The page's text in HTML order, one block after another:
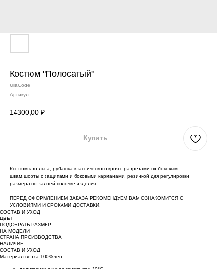
Костюм "Полосатый"
UllaCode
Артикул:
14300,00 ₽
Купить
Костюм изо льна, рубашка классического кроя с разрезами по боковым
швам,шорты с защипами и боковыми карманами, резинкой для регулировки
размера по задней полочке изделия.
ПЕРЕД ОФОРМЛЕНИЕМ ЗАКАЗА РЕКОМЕНДУЕМ ВАМ ОЗНАКОМИТСЯ С
УСЛОВИЯМИ И СРОКАМИ ДОСТАВКИ.
СОСТАВ И УХОД
ЦВЕТ
ПОДОБРАТЬ РАЗМЕР
НА МОДЕЛИ
СТРАНА ПРОИЗВОДСТВА
НАЛИЧИЕ
СОСТАВ И УХОД
Материал верха:100%лен